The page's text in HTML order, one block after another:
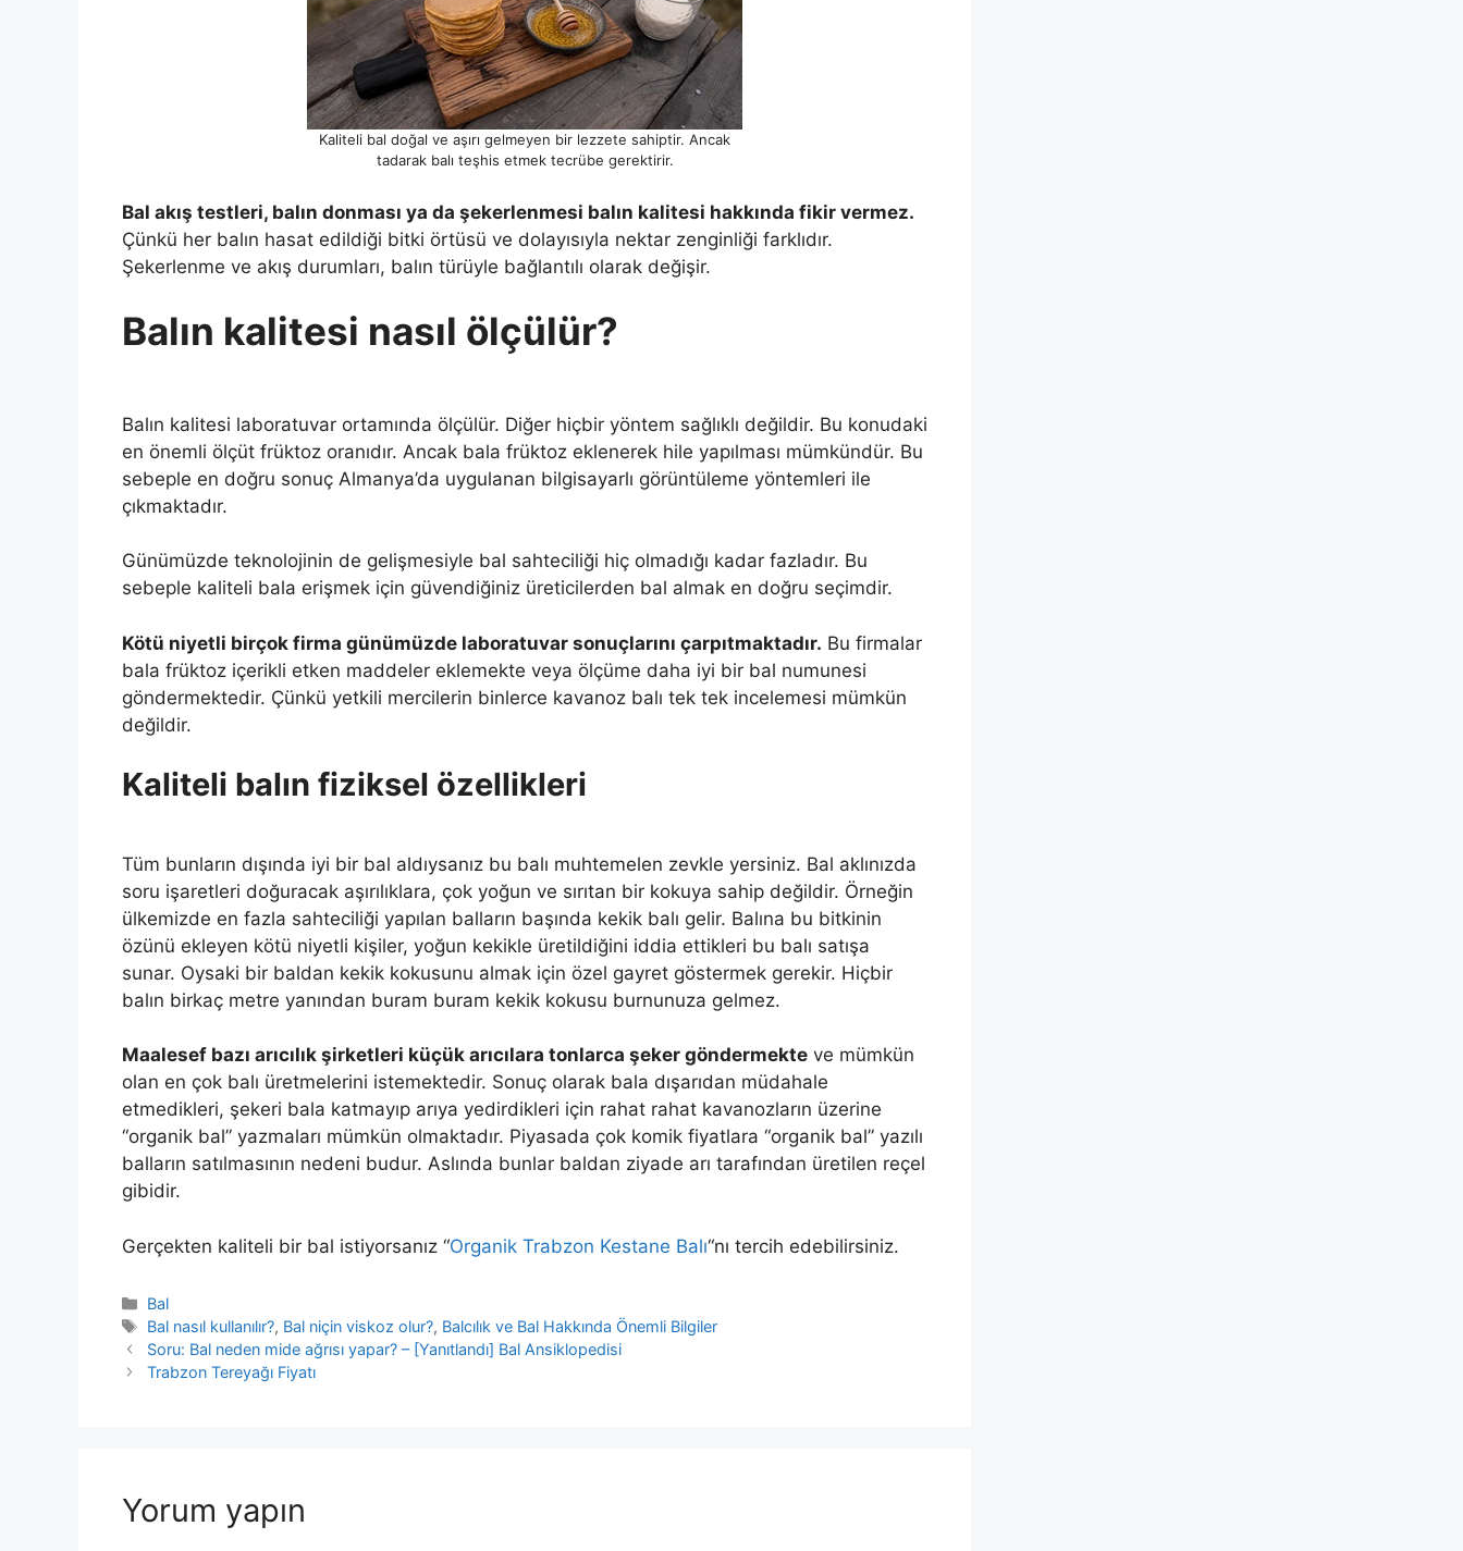
Kaliteli bal doğal ve aşırı gelmeyen bir lezzete sahiptir. Ancak
tadarak balı teşhis etmek tecrübe gerektirir.
Bal akış testleri, balın donması ya da şekerlenmesi balın kalitesi hakkında fikir vermez.
Çünkü her balın hasat edildiği bitki örtüsü ve dolayısıyla nektar zenginliği farklıdır.
Şekerlenme ve akış durumları, balın türüyle bağlantılı olarak değişir.
Balın kalitesi nasıl ölçülür?
Balın kalitesi laboratuvar ortamında ölçülür. Diğer hiçbir yöntem sağlıklı değildir. Bu konudaki
en önemli ölçüt früktoz oranıdır. Ancak bala früktoz eklenerek hile yapılması mümkündür. Bu
sebeple en doğru sonuç Almanya’da uygulanan bilgisayarlı görüntüleme yöntemleri ile
çıkmaktadır.
Günümüzde teknolojinin de gelişmesiyle bal sahteciliği hiç olmadığı kadar fazladır. Bu
sebeple kaliteli bala erişmek için güvendiğiniz üreticilerden bal almak en doğru seçimdir.
Kötü niyetli birçok firma günümüzde laboratuvar sonuçlarını çarpıtmaktadır. Bu firmalar
bala früktoz içerikli etken maddeler eklemekte veya ölçüme daha iyi bir bal numunesi
göndermektedir. Çünkü yetkili mercilerin binlerce kavanoz balı tek tek incelemesi mümkün
değildir.
Kaliteli balın fiziksel özellikleri
Tüm bunların dışında iyi bir bal aldıysanız bu balı muhtemelen zevkle yersiniz. Bal aklınızda
soru işaretleri doğuracak aşırılıklara, çok yoğun ve sırıtan bir kokuya sahip değildir. Örneğin
ülkemizde en fazla sahteciliği yapılan balların başında kekik balı gelir. Balına bu bitkinin
özünü ekleyen kötü niyetli kişiler, yoğun kekikle üretildiğini iddia ettikleri bu balı satışa
sunar. Oysaki bir baldan kekik kokusunu almak için özel gayret göstermek gerekir. Hiçbir
balın birkaç metre yanından buram buram kekik kokusu burnunuza gelmez.
Maalesef bazı arıcılık şirketleri küçük arıcılara tonlarca şeker göndermekte ve mümkün
olan en çok balı üretmelerini istemektedir. Sonuç olarak bala dışarıdan müdahale
etmedikleri, şekeri bala katmayıp arıya yedirdikleri için rahat rahat kavanozların üzerine
“organik bal” yazmaları mümkün olmaktadır. Piyasada çok komik fiyatlara “organik bal” yazılı
balların satılmasının nedeni budur. Aslında bunlar baldan ziyade arı tarafından üretilen reçel
gibidir.
Gerçekten kaliteli bir bal istiyorsanız “Organik Trabzon Kestane Balı“nı tercih edebilirsiniz.
Kategoriler
Bal
Etiketler
Bal nasıl kullanılır?, Bal niçin viskoz olur?, Balcılık ve Bal Hakkında Önemli Bilgiler
Yazı
dolaşımı
Soru: Bal neden mide ağrısı yapar? – [Yanıtlandı] Bal Ansiklopedisi
Trabzon Tereyağı Fiyatı
Yorum yapın